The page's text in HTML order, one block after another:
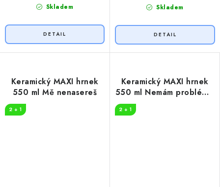
Skladem Skladem
Keramický MAXI hrnek
550 ml Mě nenasereš
2 + 1
Keramický MAXI hrnek
550 ml Nemám problém s
2 + 1